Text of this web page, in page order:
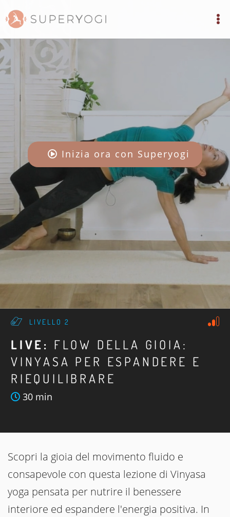
Inizia ora con Superyogi
LIVELLO 2
LIVE: FLOW DELLA GIOIA:
VINYASA PER ESPANDERE E
RIEQUILIBRARE
30 min
Scopri la gioia del movimento fluido e
consapevole con questa lezione di Vinyasa
yoga pensata per nutrire il benessere
interiore ed espandere l'energia positiva. In